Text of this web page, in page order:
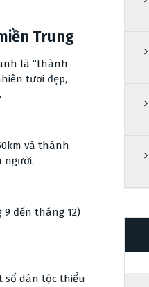
Trung
là “thành
tươi đẹp,
và thành
người.
đến tháng 12)
số dân tộc thiểu